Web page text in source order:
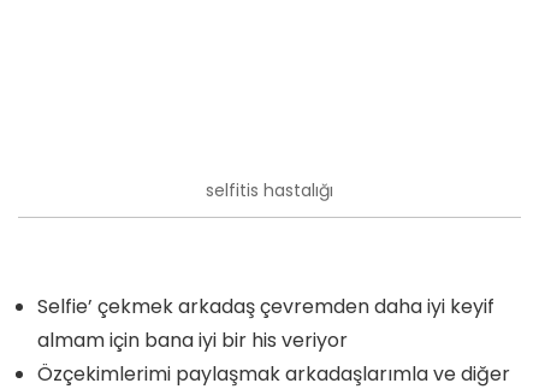
selfitis hastalığı
Selfie’ çekmek arkadaş çevremden daha iyi keyif
almam için bana iyi bir his veriyor
Özçekimlerimi paylaşmak arkadaşlarımla ve diğer